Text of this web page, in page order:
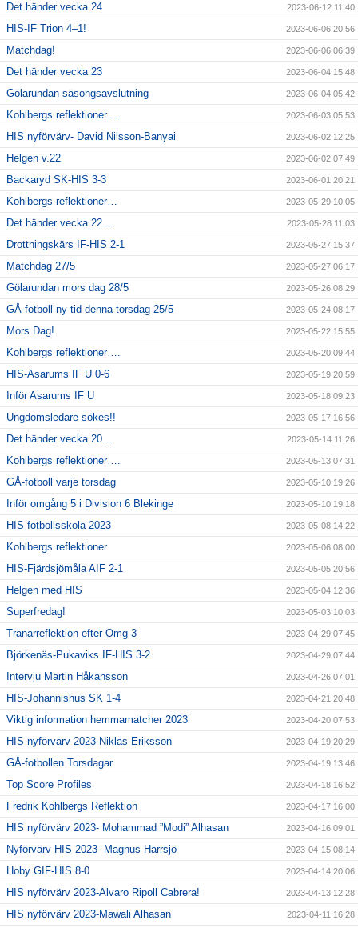
Det händer vecka 24 2023-06-12 11:40
HIS-IF Trion 4–1! 2023-06-06 20:56
Matchdag! 2023-06-06 06:39
Det händer vecka 23 2023-06-04 15:48
Gölarundan säsongsavslutning 2023-06-04 05:42
Kohlbergs reflektioner…. 2023-06-03 05:53
HIS nyförvärv- David Nilsson-Banyai 2023-06-02 12:25
Helgen v.22 2023-06-02 07:49
Backaryd SK-HIS 3-3 2023-06-01 20:21
Kohlbergs reflektioner… 2023-05-29 10:05
Det händer vecka 22… 2023-05-28 11:03
Drottningskärs IF-HIS 2-1 2023-05-27 15:37
Matchdag 27/5 2023-05-27 06:17
Gölarundan mors dag 28/5 2023-05-26 08:29
GÅ-fotboll ny tid denna torsdag 25/5 2023-05-24 08:17
Mors Dag! 2023-05-22 15:55
Kohlbergs reflektioner…. 2023-05-20 09:44
HIS-Asarums IF U 0-6 2023-05-19 20:59
Inför Asarums IF U 2023-05-18 09:23
Ungdomsledare sökes!! 2023-05-17 16:56
Det händer vecka 20… 2023-05-14 11:26
Kohlbergs reflektioner…. 2023-05-13 07:31
GÅ-fotboll varje torsdag 2023-05-10 19:26
Inför omgång 5 i Division 6 Blekinge 2023-05-10 19:18
HIS fotbollsskola 2023 2023-05-08 14:22
Kohlbergs reflektioner 2023-05-06 08:00
HIS-Fjärdsjömåla AIF 2-1 2023-05-05 20:56
Helgen med HIS 2023-05-04 12:36
Superfredag! 2023-05-03 10:03
Tränarreflektion efter Omg 3 2023-04-29 07:45
Björkenäs-Pukaviks IF-HIS 3-2 2023-04-29 07:44
Intervju Martin Håkansson 2023-04-26 07:01
HIS-Johannishus SK 1-4 2023-04-21 20:48
Viktig information hemmamatcher 2023 2023-04-20 07:53
HIS nyförvärv 2023-Niklas Eriksson 2023-04-19 20:29
GÅ-fotbollen Torsdagar 2023-04-19 13:46
Top Score Profiles 2023-04-18 16:52
Fredrik Kohlbergs Reflektion 2023-04-17 16:00
HIS nyförvärv 2023- Mohammad ”Modi” Alhasan 2023-04-16 09:01
Nyförvärv HIS 2023- Magnus Harrsjö 2023-04-15 08:14
Hoby GIF-HIS 8-0 2023-04-14 20:06
HIS nyförvärv 2023-Alvaro Ripoll Cabrera! 2023-04-13 12:28
HIS nyförvärv 2023-Mawali Alhasan 2023-04-11 16:28